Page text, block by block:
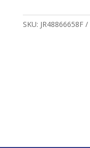
ROLDAN
cantidad
SKU: JR48866658F